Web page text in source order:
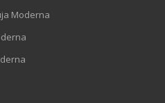
Moderna